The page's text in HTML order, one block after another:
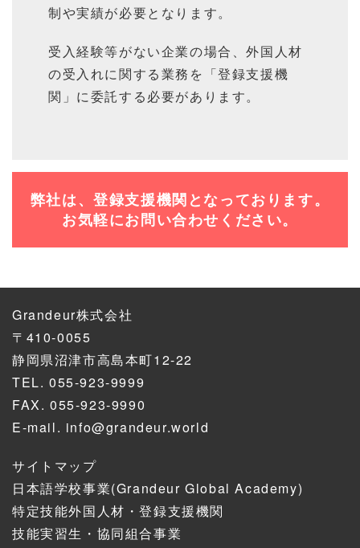
制や実績が必要となります。
受入経験等がない企業の場合、外国人材
の受入れに関する業務を「登録支援機
関」に委託する必要があります。
弊社は、登録支援機関となっております。
お気軽にお問い合わせください。
Grandeur株式会社
〒410-0055
静岡県沼津市高島本町12-22
TEL. 055-923-9999
FAX. 055-923-9990
E-mail. info@grandeur.world
サイトマップ
日本語学校事業(Grandeur Global Academy)
特定技能外国人材・登録支援機関
技能実習生・協同組合事業